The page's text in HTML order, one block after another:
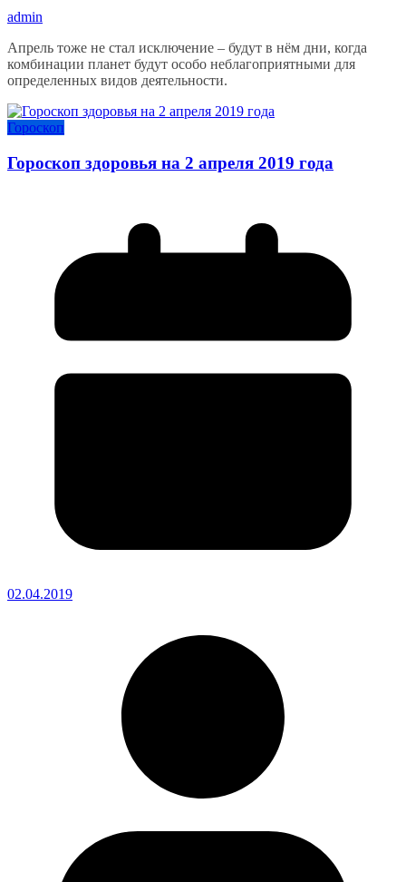
admin
Апрель тоже не стал исключение – будут в нём дни, когда
комбинации планет будут особо неблагоприятными для
определенных видов деятельности.
Гороскоп
Гороскоп здоровья на 2 апреля 2019 года
02.04.2019